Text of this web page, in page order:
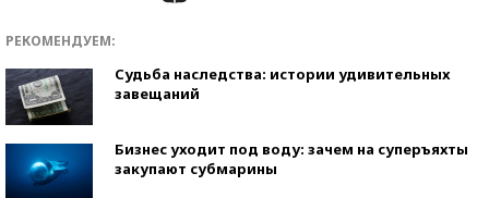
РЕКОМЕНДУЕМ:
Судьба наследства: истории удивительных
завещаний
Бизнес уходит под воду: зачем на суперъяхты
закупают субмарины